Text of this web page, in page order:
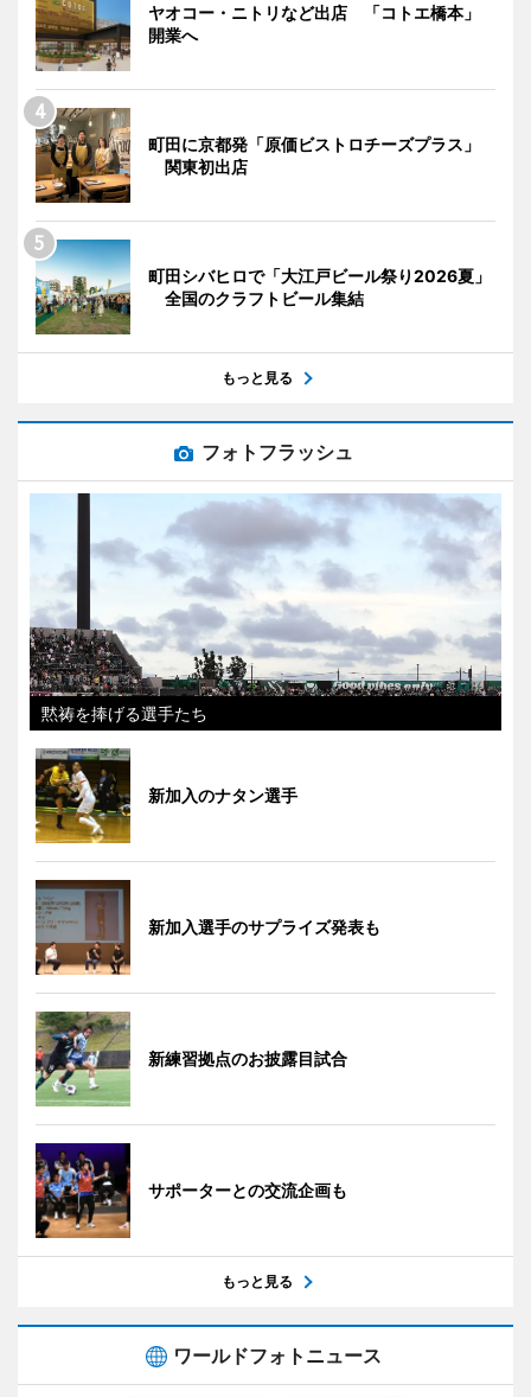
ヤオコー・ニトリなど出店 「コトエ橋本」
開業へ
町田に京都発「原価ビストロチーズプラス」
関東初出店
町田シバヒロで「大江戸ビール祭り2026夏」
全国のクラフトビール集結
もっと見る
フォトフラッシュ
黙祷を捧げる選手たち
新加入のナタン選手
新加入選手のサプライズ発表も
新練習拠点のお披露目試合
サポーターとの交流企画も
もっと見る
ワールドフォトニュース